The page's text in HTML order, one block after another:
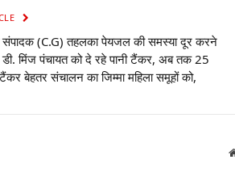
संपादक (C.G) तहलका पेयजल की समस्या दूर करने
डी. मिंज पंचायत को दे रहे पानी टैंकर, अब तक 25
बेहतर संचालन का जिम्मा महिला समूहों को,